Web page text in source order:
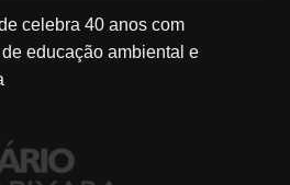
celebra 40 anos com
educação ambiental e